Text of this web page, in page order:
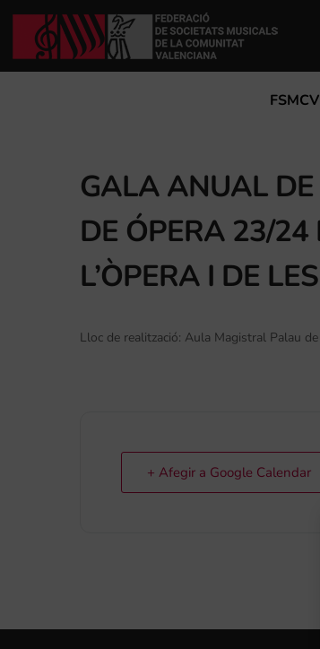
FSMCV
GALA ANUAL
DE ÓPERA 23/24
L’ÒPERA I DE
Lloc de realització: Aula Magistral Palau
+ Afegir a Google Calendar